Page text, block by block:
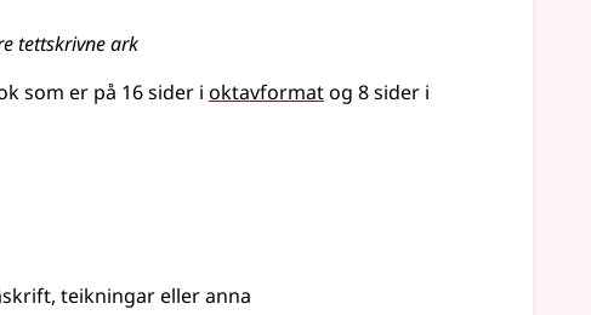
tettskrivne ark
som er på 16 sider i oktavformatog 8 sider i
teikningar eller anna